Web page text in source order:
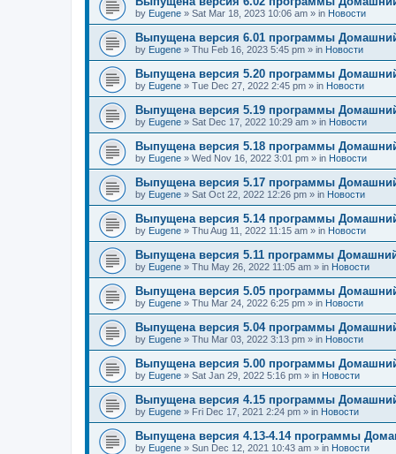
by Eugene » Sat Mar 18, 2023 10:06 am » in Новости
Выпущена версия 6.01 программы
by Eugene » Thu Feb 16, 2023 5:45 pm » in Новости
Выпущена версия 5.20 программы
by Eugene » Tue Dec 27, 2022 2:45 pm » in Новости
Выпущена версия 5.19 программы
by Eugene » Sat Dec 17, 2022 10:29 am » in Новости
Выпущена версия 5.18 программы
by Eugene » Wed Nov 16, 2022 3:01 pm » in Новости
Выпущена версия 5.17 программы
by Eugene » Sat Oct 22, 2022 12:26 pm » in Новости
Выпущена версия 5.14 программы
by Eugene » Thu Aug 11, 2022 11:15 am » in Новости
Выпущена версия 5.11 программы
by Eugene » Thu May 26, 2022 11:05 am » in Новости
Выпущена версия 5.05 программы
by Eugene » Thu Mar 24, 2022 6:25 pm » in Новости
Выпущена версия 5.04 программы
by Eugene » Thu Mar 03, 2022 3:13 pm » in Новости
Выпущена версия 5.00 программы
by Eugene » Sat Jan 29, 2022 5:16 pm » in Новости
Выпущена версия 4.15 программы
by Eugene » Fri Dec 17, 2021 2:24 pm » in Новости
Выпущена версия 4.13-4.14 программы
by Eugene » Sun Dec 12, 2021 10:43 am » in Новости